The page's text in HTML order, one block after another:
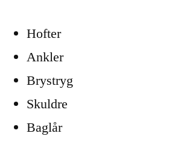
Hofter
Ankler
Brystryg
Skuldre
Baglår